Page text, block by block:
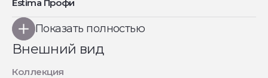
Estima Профи
Показать полностью
Внешний вид
Коллекция